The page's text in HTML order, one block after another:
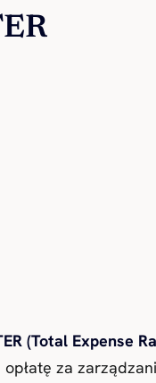
(Total Expense
za